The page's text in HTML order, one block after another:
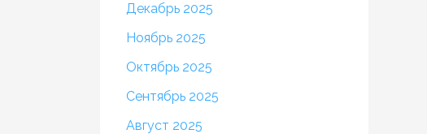
Декабрь 2025
Ноябрь 2025
Октябрь 2025
Сентябрь 2025
Август 2025